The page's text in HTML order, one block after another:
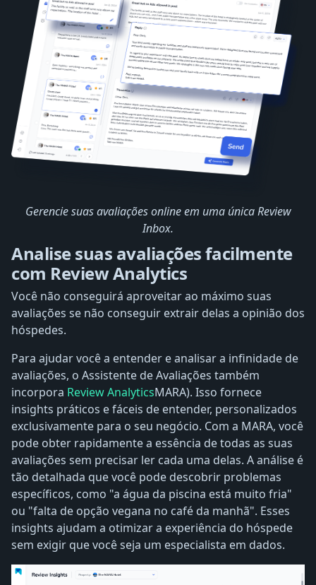
Gerencie suas avaliações online em uma única Review
Inbox.
Analise suas avaliações facilmente
com Review Analytics
Você não conseguirá aproveitar ao máximo suas
avaliações se não conseguir extrair delas a opinião dos
hóspedes.
Para ajudar você a entender e analisar a infinidade de
avaliações, o Assistente de Avaliações também
incorpora Review AnalyticsMARA). Isso fornece
insights práticos e fáceis de entender, personalizados
exclusivamente para o seu negócio. Com a MARA, você
pode obter rapidamente a essência de todas as suas
avaliações sem precisar ler cada uma delas. A análise é
tão detalhada que você pode descobrir problemas
específicos, como "a água da piscina está muito fria"
ou "falta de opção vegana no café da manhã". Esses
insights ajudam a otimizar a experiência do hóspede
sem exigir que você seja um especialista em dados.